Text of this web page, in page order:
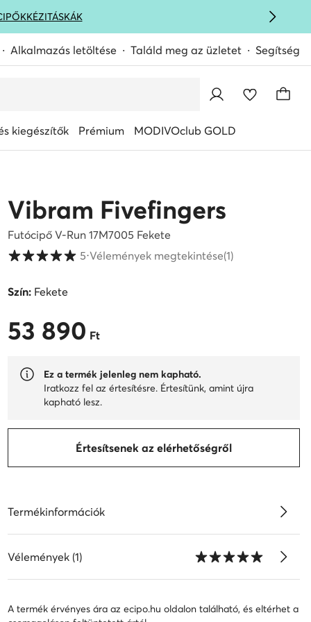
KÉZITÁSKÁK
Alkalmazás letöltése Találd meg az üzletet Segítség
kiegészítők Prémium MODIVOclub GOLD
Vibram Fivefingers
Futócipő V-Run 17M7005 Fekete
Vásárlói értékelések 1-5 skálán
5⋅Vélemények megtekintése(1)
Szín:Fekete
53 890 Ft
53 890 Ft
Ez a termék jelenleg nem kapható.
Iratkozz fel az értesítésre. Értesítünk, amint újra
kapható lesz.
Értesítsenek az elérhetőségről
Termékinformációk
Vélemények (1)
A termék érvényes ára az ecipo.hu oldalon található, és eltérhet a